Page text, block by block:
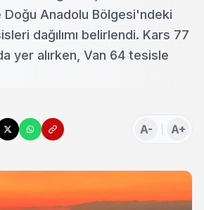
Anadolu Bölgesi'ndeki
dağılımı belirlendi. Kars 77
yer alırken, Van 64 tesisle
A- A+